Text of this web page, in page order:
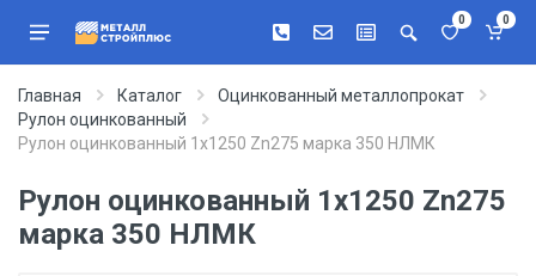
0 0
Главная Каталог
Оцинкованный металлопрокат
Рулон оцинкованный
Рулон оцинкованный 1х1250 Zn275 марка 350 НЛМК
Рулон оцинкованный 1х1250 Zn275
марка 350 НЛМК